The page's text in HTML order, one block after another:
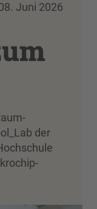
Juni 2026
der